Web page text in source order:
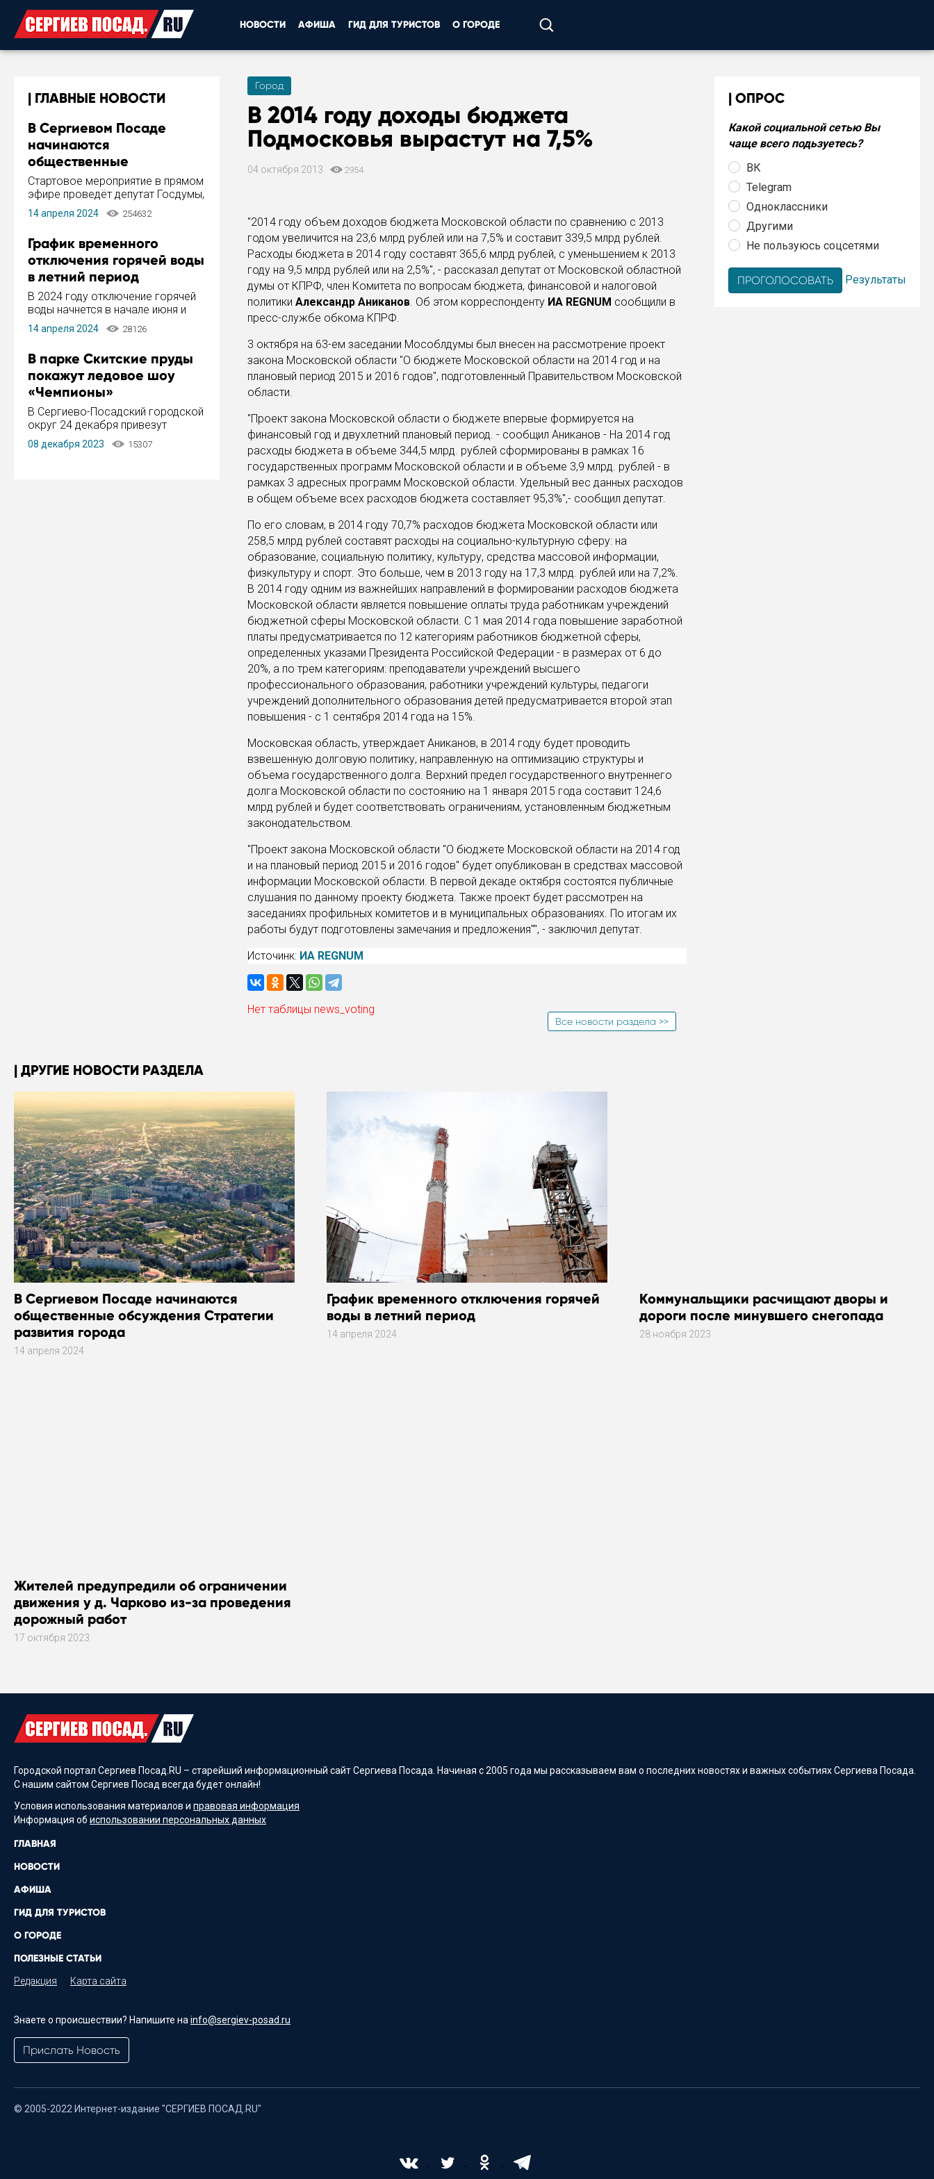
НОВОСТИ АФИША ГИД ДЛЯ ТУРИСТОВ О ГОРОДЕ
ГЛАВНЫЕ НОВОСТИ
В Сергиевом Посаде
начинаются
общественные
обсуждения Стратегии
развития города
Стартовое мероприятие в прямом
эфире проведёт депутат Госдумы,
инициатор и автор Концепции
развития Сергиева Посада и
Пахомов.
14 апреля 2024 254632
График временного
отключения горячей воды
в летний период
В 2024 году отключение горячей
воды начнется в начале июня и
завершится в конце августа.
Период отключения составит не
14 апреля 2024 28126
В парке Скитские пруды
покажут ледовое шоу
«Чемпионы»
В Сергиево-Посадский городской
округ 24 декабря привезут
ледовый тур «Чемпионы»
заслуженного мастера спорта,
08 декабря 2023 15307
Город
В 2014 году доходы бюджета
Подмосковья вырастут на 7,5%
04 октября 2013 2954
"2014 году объем доходов бюджета Московской области по сравнению с 2013
годом увеличится на 23,6 млрд рублей или на 7,5% и составит 339,5 млрд рублей.
Расходы бюджета в 2014 году составят 365,6 млрд рублей, с уменьшением к 2013
году на 9,5 млрд рублей или на 2,5%", - рассказал депутат от Московской областной
думы от КПРФ, член Комитета по вопросам бюджета, финансовой и налоговой
политики Александр Аниканов. Об этом корреспонденту ИА REGNUM сообщили в
пресс-службе обкома КПРФ.
3 октября на 63-ем заседании Мособлдумы был внесен на рассмотрение проект
закона Московской области "О бюджете Московской области на 2014 год и на
плановый период 2015 и 2016 годов", подготовленный Правительством Московской
области.
"Проект закона Московской области о бюджете впервые формируется на
финансовый год и двухлетний плановый период. - сообщил Аниканов - На 2014 год
расходы бюджета в объеме 344,5 млрд. рублей сформированы в рамках 16
государственных программ Московской области и в объеме 3,9 млрд. рублей - в
рамках 3 адресных программ Московской области. Удельный вес данных расходов
в общем объеме всех расходов бюджета составляет 95,3%",- сообщил депутат.
По его словам, в 2014 году 70,7% расходов бюджета Московской области или
258,5 млрд рублей составят расходы на социально-культурную сферу: на
образование, социальную политику, культуру, средства массовой информации,
физкультуру и спорт. Это больше, чем в 2013 году на 17,3 млрд. рублей или на 7,2%.
В 2014 году одним из важнейших направлений в формировании расходов бюджета
Московской области является повышение оплаты труда работникам учреждений
бюджетной сферы Московской области. С 1 мая 2014 года повышение заработной
платы предусматривается по 12 категориям работников бюджетной сферы,
определенных указами Президента Российской Федерации - в размерах от 6 до
20%, а по трем категориям: преподаватели учреждений высшего
профессионального образования, работники учреждений культуры, педагоги
учреждений дополнительного образования детей предусматривается второй этап
повышения - с 1 сентября 2014 года на 15%.
Московская область, утверждает Аниканов, в 2014 году будет проводить
взвешенную долговую политику, направленную на оптимизацию структуры и
объема государственного долга. Верхний предел государственного внутреннего
долга Московской области по состоянию на 1 января 2015 года составит 124,6
млрд рублей и будет соответствовать ограничениям, установленным бюджетным
законодательством.
"Проект закона Московской области "О бюджете Московской области на 2014 год
и на плановый период 2015 и 2016 годов" будет опубликован в средствах массовой
информации Московской области. В первой декаде октября состоятся публичные
слушания по данному проекту бюджета. Также проект будет рассмотрен на
заседаниях профильных комитетов и в муниципальных образованиях. По итогам их
работы будут подготовлены замечания и предложения"", - заключил депутат.
Источинк: ИА REGNUM
Нет таблицы news_voting
Все новости раздела >>
ОПРОС
Какой социальной сетью Вы
чаще всего подьзуетесь?
ВК
Telegram
Одноклассники
Другими
Не пользуюсь соцсетями
Результаты
ДРУГИЕ НОВОСТИ РАЗДЕЛА
В Сергиевом Посаде начинаются
общественные обсуждения Стратегии
развития города
14 апреля 2024
График временного отключения горячей
воды в летний период
14 апреля 2024
Коммунальщики расчищают дворы и
дороги после минувшего снегопада
28 ноября 2023
Жителей предупредили об ограничении
движения у д. Чарково из-за проведения
дорожный работ
17 октября 2023
Городской портал Сергиев Посад.RU – старейший информационный сайт Сергиева Посада. Начиная с 2005 года мы рассказываем вам о последних новостях и важных событиях Сергиева Посада.
С нашим сайтом Сергиев Посад всегда будет онлайн!
Условия использования материалов и правовая информация
Информация об использовании персональных данных
ГЛАВНАЯ
НОВОСТИ
АФИША
ГИД ДЛЯ ТУРИСТОВ
О ГОРОДЕ
ПОЛЕЗНЫЕ СТАТЬИ
Редакция Карта сайта
Знаете о происшествии? Напишите на info@sergiev-posad.ru
Прислать Новость
© 2005-2022 Интернет-издание "СЕРГИЕВ ПОСАД.RU"